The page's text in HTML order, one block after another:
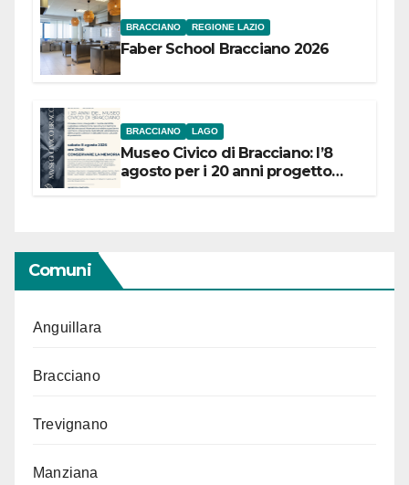
BRACCIANO REGIONE LAZIO
Faber School Bracciano 2026
BRACCIANO LAGO
Museo Civico di Bracciano: l’8
agosto per i 20 anni progetto
Comuni
Anguillara
Bracciano
Trevignano
Manziana